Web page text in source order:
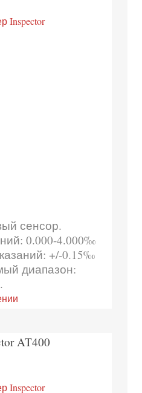
сенсор.
0.000-4.000‰
+/-0.15‰
диапазон:
AT400